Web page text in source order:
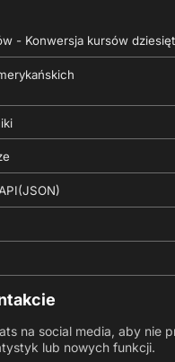
- Konwersja kursów
na social media, aby nie
lub nowych funkcji.